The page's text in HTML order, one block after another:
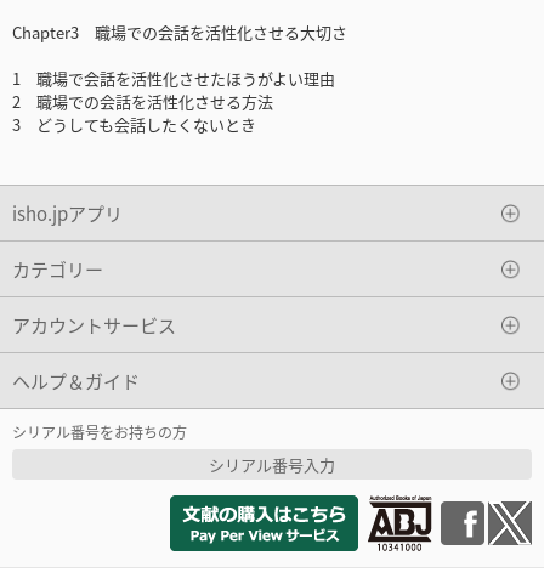
Chapter3 職場での会話を活性化させる大切さ
1 職場で会話を活性化させたほうがよい理由
2 職場での会話を活性化させる方法
3 どうしても会話したくないとき
isho.jpアプリ
カテゴリー
アカウントサービス
ヘルプ＆ガイド
シリアル番号をお持ちの方
シリアル番号入力